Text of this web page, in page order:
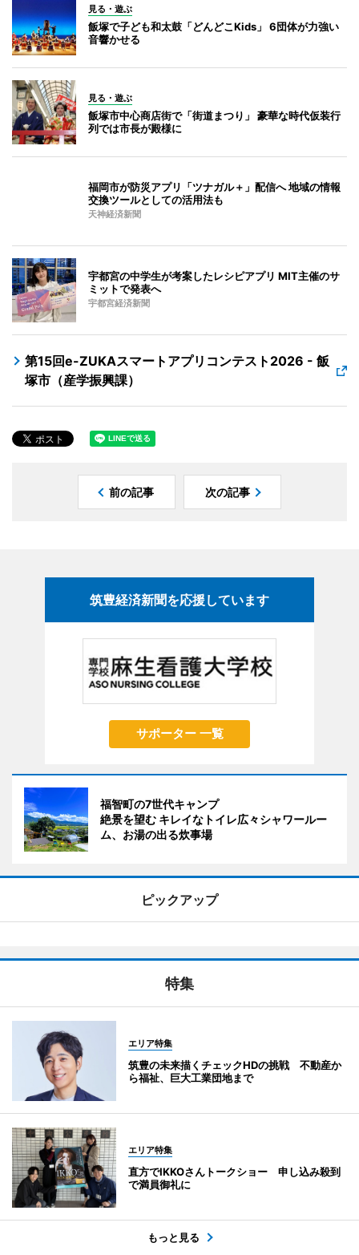
見る・遊ぶ
飯塚で子ども和太鼓「どんどこKids」 6団体が力強い
音響かせる
見る・遊ぶ
飯塚市中心商店街で「街道まつり」 豪華な時代仮装行
列では市長が殿様に
福岡市が防災アプリ「ツナガル＋」配信へ 地域の情報
交換ツールとしての活用法も
天神経済新聞
宇都宮の中学生が考案したレシピアプリ MIT主催のサ
ミットで発表へ
宇都宮経済新聞
第15回e-ZUKAスマートアプリコンテスト2026 - 飯
塚市（産学振興課）
前の記事 次の記事
筑豊経済新聞を応援しています
サポーター 一覧
福智町の7世代キャンプ
絶景を望む キレイなトイレ広々シャワールー
ム、お湯の出る炊事場
ピックアップ
特集
エリア特集
筑豊の未来描くチェックHDの挑戦 不動産か
ら福祉、巨大工業団地まで
エリア特集
直方でIKKOさんトークショー 申し込み殺到
で満員御礼に
もっと見る